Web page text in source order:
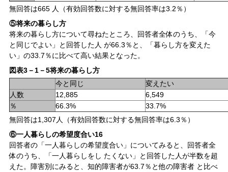
無回答は665 人（有効回答数に対する無回答率は3.2％）
⑤将来の暮らし方
将来の暮らし方について尋ねたところ、回答者全体のうち、「今
と同じでよい」と回答した人 が66.3％と、「暮らし方を変えた
い」の33.7％に比べて高い結果となった。
図表3－1－5将来の暮らし方
今と同じ
変えたい
人数
12,885
6,549
％
66.3%
33.7%
無回答は1,307人（有効回答数に対する無回答率は6.3％）
⑥一人暮らしの希望度合い16
回答者の「一人暮らしの希望度合い」についてみると、回答者全
体のうち、「一人暮らしをし たくない」と回答した人が半数を超
えた。障害別にみると、知的障害者が63.7％と他の障害者 と比べ